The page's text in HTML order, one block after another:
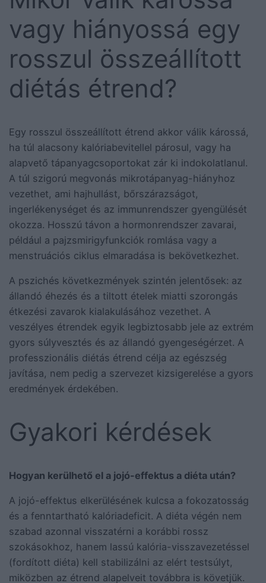
vagy hiányossá egy
rosszul összeállított
diétás étrend?
Egy rosszul összeállított étrend akkor válik károssá,
ha túl alacsony kalóriabevitellel párosul, vagy ha
alapvető tápanyagcsoportokat zár ki indokolatlanul.
A túl szigorú megvonás mikrotápanyag-hiányhoz
vezethet, ami hajhullást, bőrszárazságot,
ingerlékenységet és az immunrendszer gyengülését
okozza. Hosszú távon a hormonrendszer zavarai,
például a pajzsmirigyfunkciók romlása vagy a
menstruációs ciklus elmaradása is bekövetkezhet.
A pszichés következmények szintén jelentősek: az
állandó éhezés és a tiltott ételek miatti szorongás
étkezési zavarok kialakulásához vezethet. A
veszélyes étrendek egyik legbiztosabb jele az extrém
gyors súlyvesztés és az állandó gyengeségérzet. A
professzionális diétás étrend célja az egészség
javítása, nem pedig a szervezet kizsigerelése a gyors
eredmények érdekében.
Gyakori kérdések
Hogyan kerülhető el a jojó-effektus a diéta után?
A jojó-effektus elkerülésének kulcsa a fokozatosság
és a fenntartható kalóriadeficit. A diéta végén nem
szabad azonnal visszatérni a korábbi rossz
szokásokhoz, hanem lassú kalória-visszavezetéssel
(fordított diéta) kell stabilizálni az elért testsúlyt,
miközben az étrend alapelveit továbbra is követjük.